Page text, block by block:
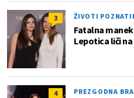
3 ŽIVOTI
Fatalna
Lepotica liči na
4 PREZGODNA